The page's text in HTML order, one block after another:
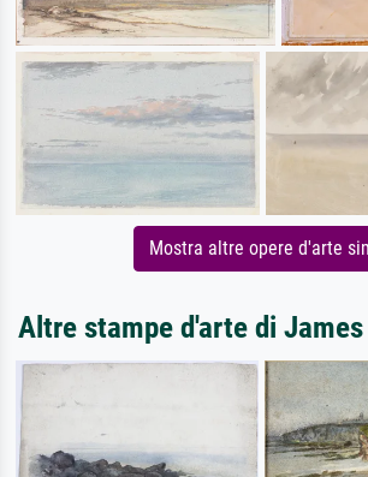
Mostra altre opere d'arte
Altre stampe d'arte di